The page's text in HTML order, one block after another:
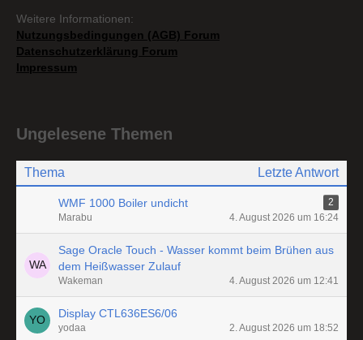
Weitere Informationen:
Nutzungsbedingungen (AGB) Forum
Datenschutzerklärung Forum
Impressum
Ungelesene Themen
Thema Letzte Antwort
WMF 1000 Boiler undicht
2
Marabu
4. August 2026 um 16:24
Sage Oracle Touch - Wasser kommt beim Brühen aus
dem Heißwasser Zulauf
Wakeman 4. August 2026 um 12:41
Display CTL636ES6/06
yodaa 2. August 2026 um 18:52